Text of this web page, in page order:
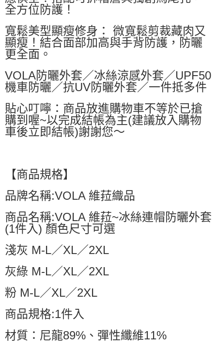
國家/地區配送0330 查看運費
全方位防護！
寬鬆美型顯瘦修身： 微寬鬆剪裁藏肉又
顯瘦！結合面部加高與手背防護，防曬
更全面。
VOLA防曬外套／冰絲涼感外套／UPF50
機車防曬／抗UV防曬外套／一件抵多件
貼心叮嚀：商品放進購物車不等於已搶
購到喔~以完成結帳為主(建議放入購物
車後立即結帳)謝謝您～
【商品規格】
品牌名稱:VOLA 維菈織品
商品名稱:VOLA 維菈~冰絲連帽防曬外套
(1件入) 顏色尺寸可選
淺灰 M-L／XL／2XL
灰綠 M-L／XL／2XL
粉 M-L／XL／2XL
商品規格:1件入
材質：尼龍89%、彈性纖維11%